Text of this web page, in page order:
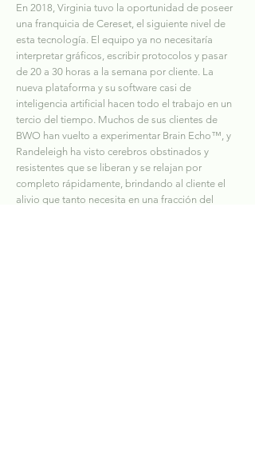
En 2018, Virginia tuvo la oportunidad de poseer
una franquicia de Cereset, el siguiente nivel de
esta tecnología. El equipo ya no necesitaría
interpretar gráficos, escribir protocolos y pasar
de 20 a 30 horas a la semana por cliente. La
nueva plataforma y su software casi de
inteligencia artificial hacen todo el trabajo en un
tercio del tiempo. Muchos de sus clientes de
BWO han vuelto a experimentar Brain Echo™, y
Randeleigh ha visto cerebros obstinados y
resistentes que se liberan y se relajan por
completo rápidamente, brindando al cliente el
alivio que tanto necesita en una fracción del